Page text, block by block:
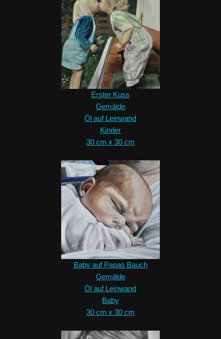
Erster Kuss
Gemälde
Öl auf Leinwand
Kinder
30 cm x 30 cm
Baby auf Papas Bauch
Gemälde
Öl auf Leinwand
Baby
30 cm x 30 cm